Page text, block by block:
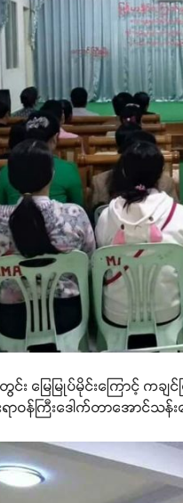
င်း မြေမြုပ်မိုင်းကြောင့် က
ာဝန်ကြီးဒေါက်တာအောင်သန်